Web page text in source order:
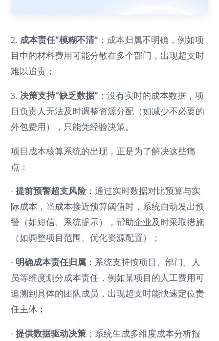
2. 成本责任“模糊不清” ：成本归属不明确，例如项
目中的材料费用可能分散在多个部门，出现超支时
难以追责；
3. 决策支持“缺乏数据” ：没有实时的成本数据，项
目负责人无法及时调整资源分配（如减少不必要的
外包费用），只能凭经验决策。
项目成本核算系统的出现，正是为了解决这些痛
点：
·提前预警超支风险：通过实时数据对比预算与实
际成本，当成本接近预算阈值时，系统自动发出预
警（如短信、系统提示），帮助企业及时采取措施
（如调整项目范围、优化资源配置）；
· 明确成本责任归属 ：系统支持按项目、部门、人
员等维度划分成本责任，例如某项目的人工费用可
追溯到具体的团队成员，出现超支时能快速定位责
任主体；
·提供数据驱动决策 ：系统生成多维度成本分析报